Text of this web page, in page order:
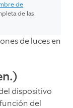
de
de las
de luces en
dispositivo
del